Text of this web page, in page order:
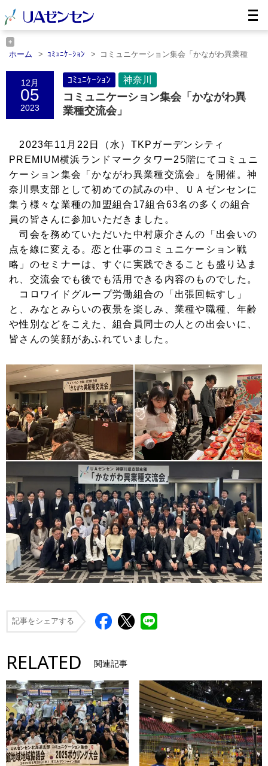
ホーム ｺﾐｭﾆｹｰｼｮﾝ
コミュニケーション集会「かながわ異業種
ホーム
神奈川 コミュニケーション集会「かながわ異業種交……
12月
05
2023
ｺﾐｭﾆｹｰｼｮﾝ 神奈川
コミュニケーション集会「かながわ異
業種交流会」
2023年11月22日（水）TKPガーデンシティ
PREMIUM横浜ランドマークタワー25階にてコミュニ
ケーション集会「かながわ異業種交流会」を開催。神
奈川県支部として初めての試みの中、ＵＡゼンセンに
集う様々な業種の加盟組合17組合63名の多くの組合
員の皆さんに参加いただきました。
司会を務めていただいた中村康介さんの「出会いの
点を線に変える。恋と仕事のコミュニケーション戦
略」のセミナーは、すぐに実践できることも盛り込ま
れ、交流会でも後でも活用できる内容のものでした。
コロワイドグループ労働組合の「出張回転すし」
と、みなとみらいの夜景を楽しみ、業種や職種、年齢
や性別などをこえた、組合員同士の人との出会いに、
皆さんの笑顔があふれていました。
記事をシェアする
RELATED 関連記事